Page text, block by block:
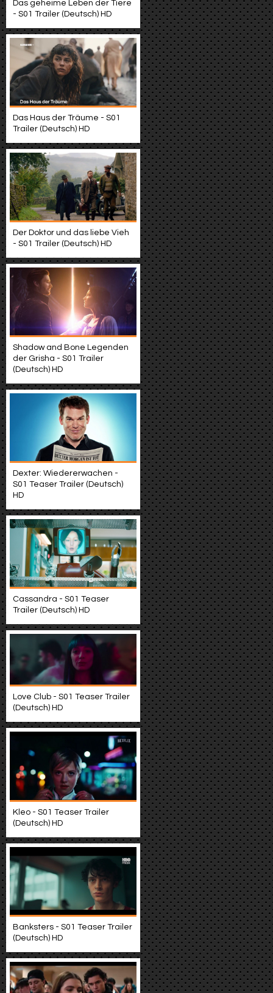
Das geheime Leben der Tiere
- S01 Trailer (Deutsch) HD
Das Haus der Träume - S01
Trailer (Deutsch) HD
Der Doktor und das liebe Vieh
- S01 Trailer (Deutsch) HD
Shadow and Bone Legenden
der Grisha - S01 Trailer
(Deutsch) HD
Dexter: Wiedererwachen -
S01 Teaser Trailer (Deutsch)
HD
Cassandra - S01 Teaser
Trailer (Deutsch) HD
Love Club - S01 Teaser Trailer
(Deutsch) HD
Kleo - S01 Teaser Trailer
(Deutsch) HD
Banksters - S01 Teaser Trailer
(Deutsch) HD